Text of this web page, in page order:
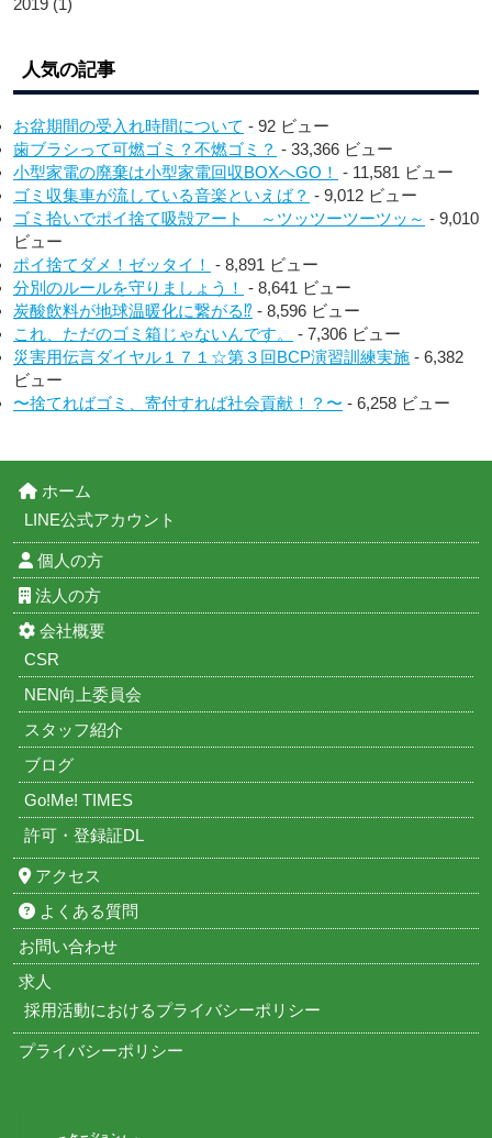
2019 (1)
人気の記事
お盆期間の受入れ時間について - 92 ビュー
歯ブラシって可燃ゴミ？不燃ゴミ？ - 33,366 ビュー
小型家電の廃棄は小型家電回収BOXへGO！ - 11,581 ビュー
ゴミ収集車が流している音楽といえば？ - 9,012 ビュー
ゴミ拾いでポイ捨て吸殻アート ～ツッツーツーツッ～ - 9,010
ビュー
ポイ捨てダメ！ゼッタイ！ - 8,891 ビュー
分別のルールを守りましょう！ - 8,641 ビュー
炭酸飲料が地球温暖化に繋がる⁉︎ - 8,596 ビュー
これ、ただのゴミ箱じゃないんです。
- 7,306 ビュー
災害用伝言ダイヤル１７１☆第３回BCP演習訓練実施 - 6,382
ビュー
〜捨てればゴミ、寄付すれば社会貢献！？〜 - 6,258 ビュー
ホーム
LINE公式アカウント
個人の方
法人の方
会社概要
CSR
NEN向上委員会
スタッフ紹介
ブログ
Go!Me! TIMES
許可・登録証DL
アクセス
よくある質問
お問い合わせ
求人
採用活動におけるプライバシーポリシー
プライバシーポリシー